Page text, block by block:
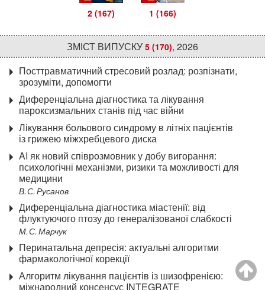
2 (167) 1 (166)
ЗМІСТ ВИПУСКУ 5 (170), 2026
Посттравматичний стресовий розлад: розпізнати,
зрозуміти, допомогти
Диференціальна діагностика та лікування
пароксизмальних станів під час війни
Лікування больового синдрому в літніх пацієнтів
із грижею міжхребцевого диска
AI як новий співрозмовник у добу вигорання:
психологічні механізми, ризики та можливості для
медицини
В. С. Русанов
Диференціальна діагностика міастенії: від
флуктуючого птозу до генералізованої слабкості
М. С. Марчук
Перинатальна депресія: актуальні алгоритми
фармакологічної корекції
Алгоритм лікування пацієнтів із шизофренією:
міжнародний консенсус INTEGRATE